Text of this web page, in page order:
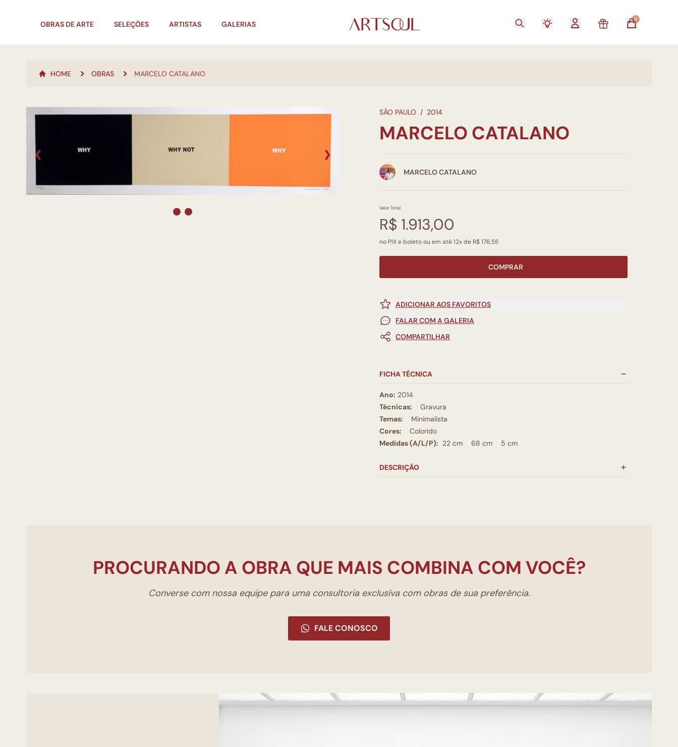
OBRAS DE ARTE SELEÇÕES ARTISTAS GALERIAS
0
HOME OBRAS MARCELO CATALANO
❮ ❯
SÃO PAULO / 2014
MARCELO CATALANO
MARCELO CATALANO
Valor Total
R$ 1.913,00
no PIX e boleto ou em até 12x de R$ 176,55
COMPRAR
ADICIONAR AOS FAVORITOS
FALAR COM A GALERIA
COMPARTILHAR
FICHA TÉCNICA
Ano: 2014
Técnicas:
Gravura
Temas:
Minimalista
Cores:
Colorido
Medidas (A/L/P): 22 cm 68 cm 5 cm
DESCRIÇÃO
PROCURANDO A OBRA QUE MAIS COMBINA COM VOCÊ?
Converse com nossa equipe para uma consultoria exclusíva com obras de sua preferência.
FALE CONOSCO